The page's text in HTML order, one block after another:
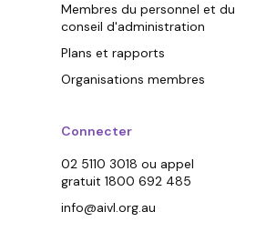
Membres du personnel et du
conseil d'administration
Plans et rapports
Organisations membres
Connecter
02 5110 3018 ou appel
gratuit 1800 692 485
info@aivl.org.au